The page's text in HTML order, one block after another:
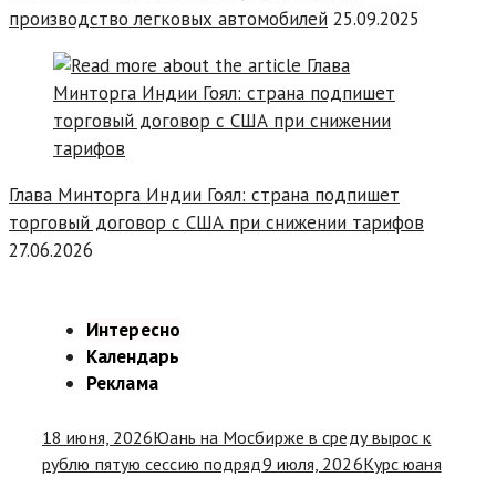
производство легковых автомобилей 25.09.2025
Глава Минторга Индии Гоял: страна подпишет
торговый договор с США при снижении тарифов
27.06.2026
Интересно
Календарь
Реклама
18 июня, 2026Юань на Мосбирже в среду вырос к
рублю пятую сессию подряд9 июля, 2026Курс юаня